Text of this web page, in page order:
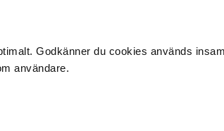
Godkänner du cookies används
användare.